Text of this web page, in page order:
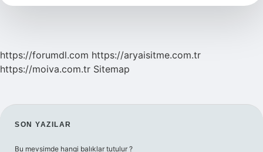
Yarar
https://forumdl.com https://aryaisitme.com.tr
https://moiva.com.tr Sitemap
SIDEBAR
SON YAZILAR
Bu mevsimde hangi balıklar tutulur ?